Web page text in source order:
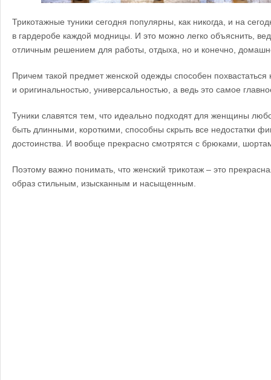
Трикотажные туники сегодня популярны, как никогда, и на
в гардеробе каждой модницы. И это можно легко объяснить,
отличным решением для работы, отдыха, но и конечно,
Причем такой предмет женской одежды способен похвастаться
и оригинальностью, универсальностью, а ведь это самое
Туники славятся тем, что идеально подходят для женщины
быть длинными, короткими, способны скрыть все недостатки
достоинства. И вообще прекрасно смотрятся с брюками,
Поэтому важно понимать, что женский трикотаж – это
образ стильным, изысканным и насыщенным.